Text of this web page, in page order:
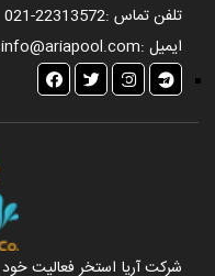
تلفن تماس :021-22313572
ایمیل :info@ariapool.com